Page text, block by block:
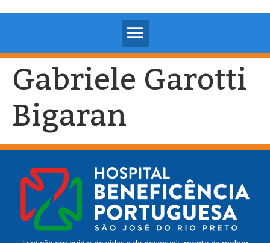
Gabriele Garotti
Bigaran